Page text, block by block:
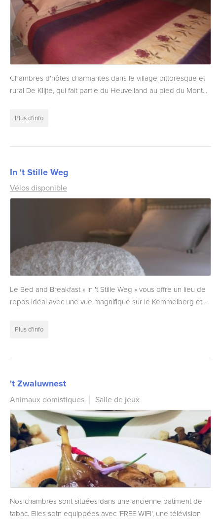
Chambres d'hôtes charmantes dans le village pittoresque et
rural De Klijte, qui fait partie du Heuvelland au pied du Mont...
Plus d'info
In 't Stille Weg
Vélos disponible
Le Bed and Breakfast « In 't Stille Weg » vous offre un lieu de
repos idéal avec une vue magnifique sur le Kemmelberg et...
Plus d'info
't Zwaluwnest
Animaux domistiques Salle de jeux
Nos chambres sont situées dans une ancienne batiment de
tabac. Elles sotn equippées avec 'FREE WIFI', une télévision